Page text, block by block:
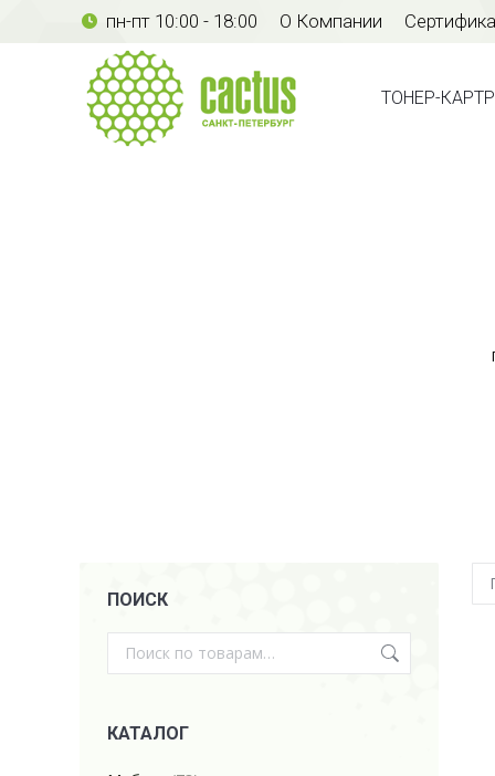
пн-пт 10:00 - 18:00 О Компании
ТОНЕР-
ПОИСК
КАТАЛОГ